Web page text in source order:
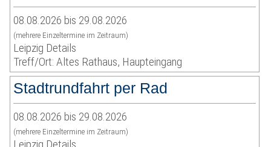
08.08.2026 bis 29.08.2026
(mehrere Einzeltermine im Zeitraum)
Leipzig Details
Treff/Ort: Altes Rathaus, Haupteingang
Stadtrundfahrt per Rad
08.08.2026 bis 29.08.2026
(mehrere Einzeltermine im Zeitraum)